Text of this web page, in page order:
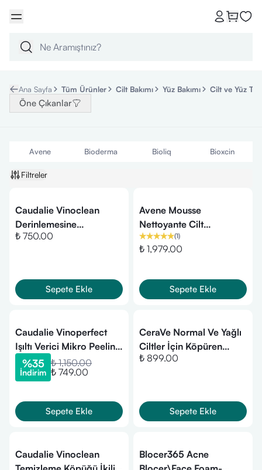
Ana Sayfa Tüm Ürünler Cilt Bakımı Yüz Bakımı Cilt ve Yüz
Öne Çıkanlar
Avene Bioderma Bioliq Bioxcin
Filtreler
Caudalie Vinoclean
Derinlemesine
Temizleme Köpüğü İkilisi
₺ 750.00
Sepete Ekle
Avene Mousse
Nettoyante Cilt
Temizleme Köpüğü
2x150ml SET
(1)
₺ 1,979.00
Sepete Ekle
Caudalie Vinoperfect
Işıltı Verici Mikro Peeling
Temizleme Köpüğü 100
ml
%35
İndirim
₺ 1,150.00
₺ 749.00
Sepete Ekle
CeraVe Normal Ve Yağlı
Ciltler İçin Köpüren
Temizleyici 236 ml
₺ 899.00
Sepete Ekle
Caudalie Vinoclean
Blocer365 Acne